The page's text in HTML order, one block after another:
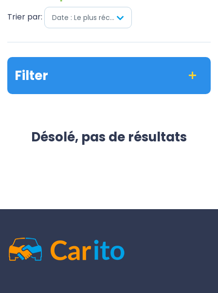
Trier par: Date : Le plus récent en premier
Filter
Désolé, pas de résultats